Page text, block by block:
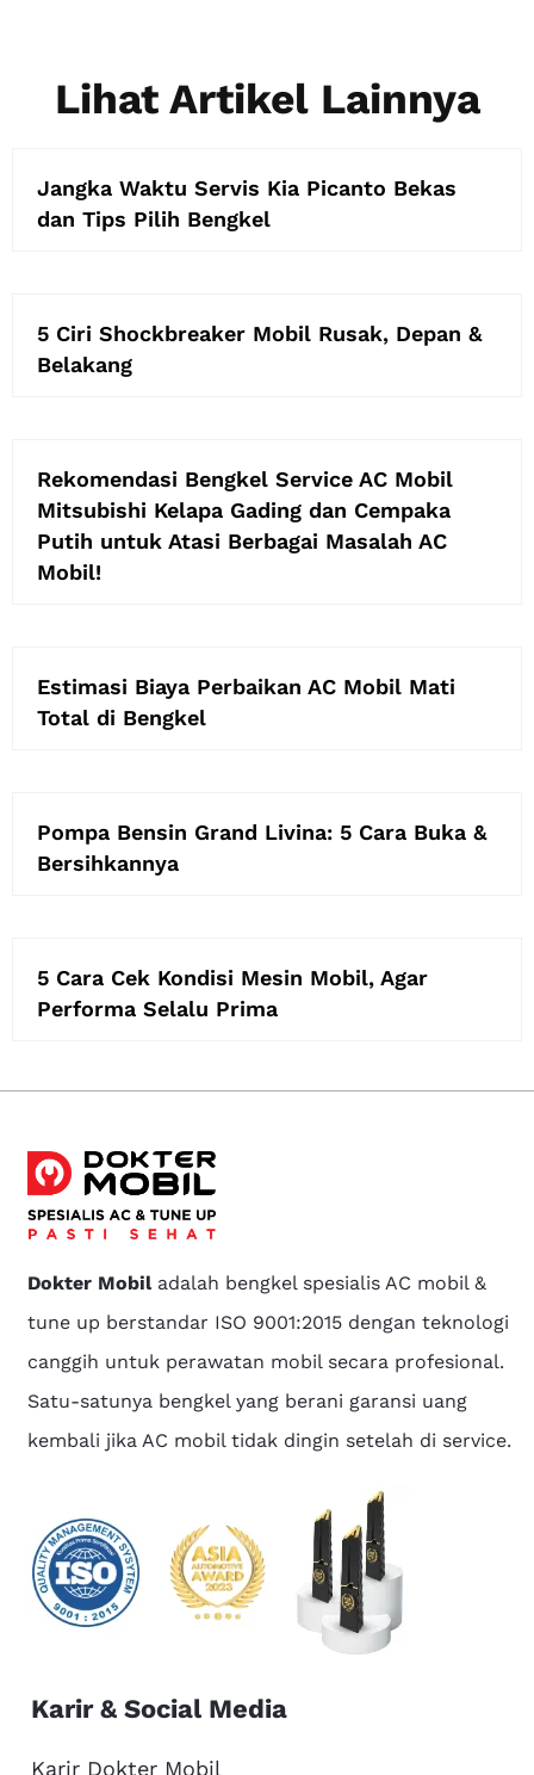
Lihat Artikel Lainnya
Jangka Waktu Servis Kia Picanto Bekas
dan Tips Pilih Bengkel
5 Ciri Shockbreaker Mobil Rusak, Depan &
Belakang
Rekomendasi Bengkel Service AC Mobil
Mitsubishi Kelapa Gading dan Cempaka
Putih untuk Atasi Berbagai Masalah AC
Mobil!
Estimasi Biaya Perbaikan AC Mobil Mati
Total di Bengkel
Pompa Bensin Grand Livina: 5 Cara Buka &
Bersihkannya
5 Cara Cek Kondisi Mesin Mobil, Agar
Performa Selalu Prima
Dokter Mobiladalah bengkel spesialis AC mobil &
tune up berstandar ISO 9001:2015 dengan teknologi
canggih untuk perawatan mobil secara profesional.
Satu-satunya bengkel yang berani garansi uang
kembali jika AC mobil tidak dingin setelah di service.
Karir & Social Media
Karir Dokter Mobil